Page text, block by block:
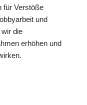
für Verstöße
und
die
erhöhen und